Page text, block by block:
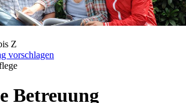
Z
vorschlagen
Betreuung